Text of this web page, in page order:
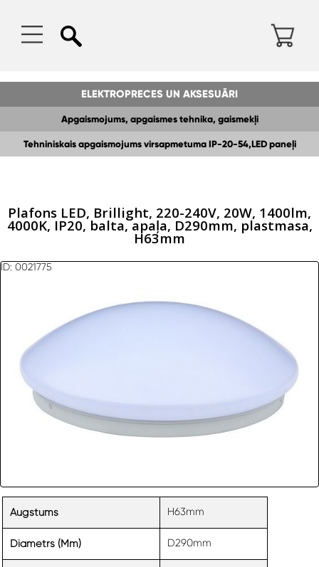
ELEKTROPRECES UN AKSESUĀRI
Apgaismojums, apgaismes tehnika, gaismekļi
Tehniniskais apgaismojums virsapmetuma IP-20-54,LED paneļi
Plafons LED, Brillight, 220-240V, 20W, 1400lm,
4000K, IP20, balta, apaļa, D290mm, plastmasa,
H63mm
ID: 0021775
Augstums H63mm
Diametrs (mm) D290mm